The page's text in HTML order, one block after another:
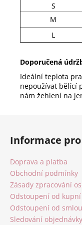
S
M
L
Doporučená
Ideální teplota
nepoužívat bělící
nám žehlení na
Z
Informace
Doprava a platba
Obchodní podmínky
Zásady zpracování
Odstoupení od
Odstoupení od
Sledování objednávky